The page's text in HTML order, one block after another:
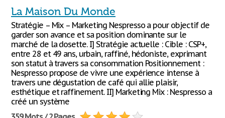
La Maison Du Monde
Stratégie – Mix – Marketing Nespresso a pour objectif de
garder son avance et sa position dominante sur le
marché de la dosette. I] Stratégie actuelle : Cible : CSP+,
entre 28 et 49 ans, urbain, raffiné, hédoniste, exprimant
son statut à travers sa consommation Positionnement :
Nespresso propose de vivre une expérience intense à
travers une dégustation de café qui allie plaisir,
esthétique et raffinement. II] Marketing Mix : Nespresso a
créé un système